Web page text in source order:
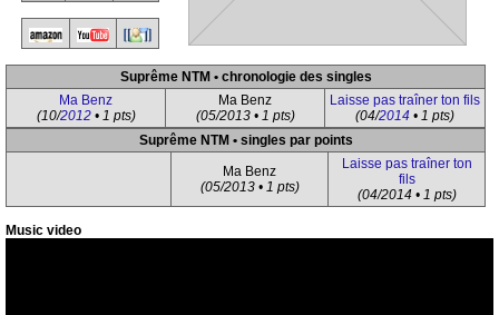
Suprême NTM • chronologie des singles
Ma Benz
(10/2012• 1 pts)
Ma Benz
(05/2013 • 1 pts)
Laisse pas traîner ton fils
(04/2014 • 1 pts)
Suprême NTM • singles par points
Ma Benz
(05/2013 • 1 pts)
Laisse pas traîner ton
fils
(04/2014 • 1 pts)
Music video